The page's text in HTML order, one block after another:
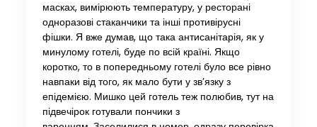
масках, вимірюють температуру, у ресторані
одноразові стаканчики та інші противірусні
фішки. Я вже думав, що така антисанітарія, як у
минулому готелі, буде по всій країні. Якщо
коротко, то в попередньому готелі було все рівно
навпаки від того, як мало бути у зв’язку з
епідемією. Мишко цей готель теж полюбив, тут на
підвечірок готували пончики з